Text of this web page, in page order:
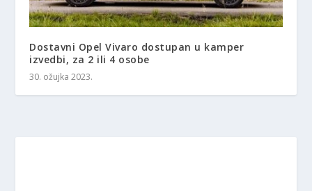
Dostavni Opel Vivaro dostupan u kamper
izvedbi, za 2 ili 4 osobe
30. ožujka 2023.